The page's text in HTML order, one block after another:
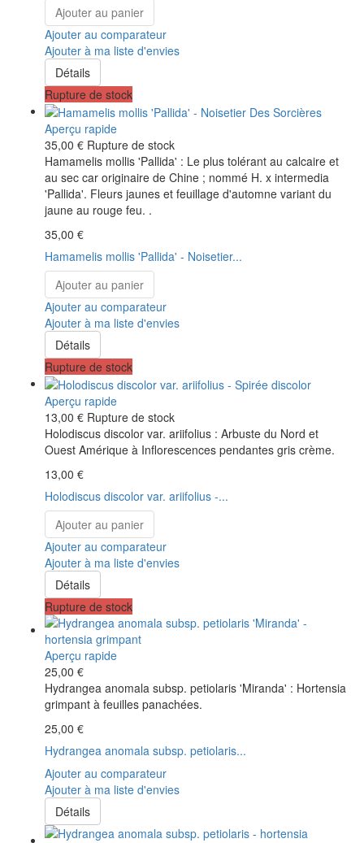
Ajouter au panier
Ajouter au comparateur
Ajouter à ma liste d'envies
Détails
Rupture de stock
Aperçu rapide
35,00 € Rupture de stock
Hamamelis mollis 'Pallida' : Le plus tolérant au calcaire et
au sec car originaire de Chine ; nommé H. x intermedia
'Pallida'. Fleurs jaunes et feuillage d'automne variant du
jaune au rouge feu. .
35,00 €
Hamamelis mollis 'Pallida' - Noisetier...
Ajouter au panier
Ajouter au comparateur
Ajouter à ma liste d'envies
Détails
Rupture de stock
Aperçu rapide
13,00 € Rupture de stock
Holodiscus discolor var. ariifolius : Arbuste du Nord et
Ouest Amérique à Inflorescences pendantes gris crème.
13,00 €
Holodiscus discolor var. ariifolius -...
Ajouter au panier
Ajouter au comparateur
Ajouter à ma liste d'envies
Détails
Rupture de stock
Aperçu rapide
25,00 €
Hydrangea anomala subsp. petiolaris 'Miranda' : Hortensia
grimpant à feuilles panachées.
25,00 €
Hydrangea anomala subsp. petiolaris...
Ajouter au comparateur
Ajouter à ma liste d'envies
Détails